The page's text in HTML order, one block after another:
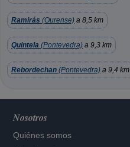
Ramirás (Ourense) a 8,5 km
Quintela (Pontevedra) a 9,3 km
Rebordechan (Pontevedra) a 9,4 km
Nosotros
Quiénes somos